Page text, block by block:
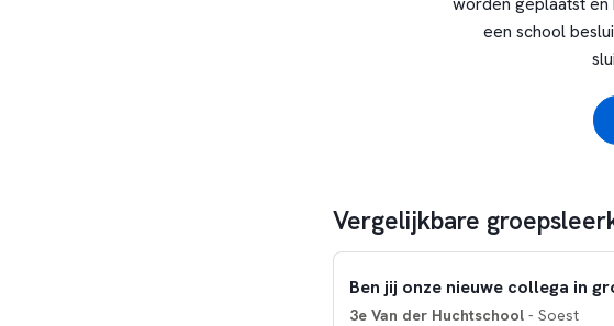
een school
Vergelijkbare
Ben jij onze nieuwe collega in
3e Van der Huchtschool- Soest